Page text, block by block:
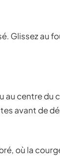
Glissez au
au centre du
avant de
où la